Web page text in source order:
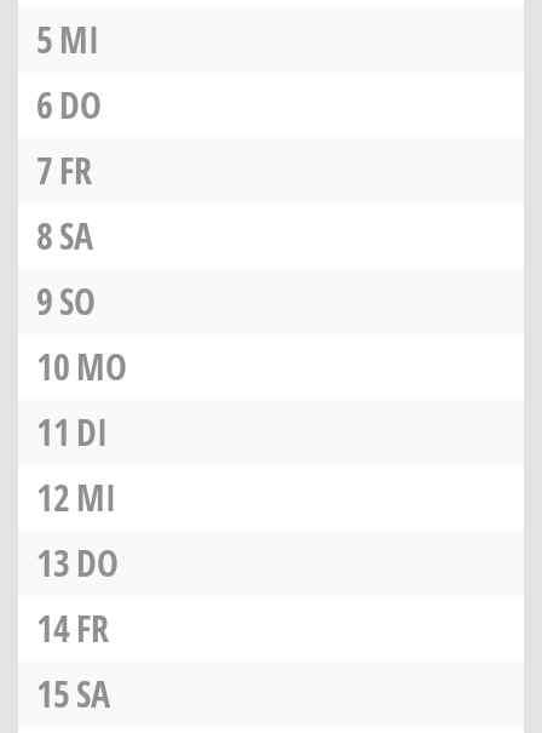
5MI
6DO
7FR
8SA
9SO
10MO
11 DI
12MI
13DO
14FR
15SA